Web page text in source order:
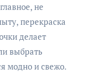
не
перекраска
делает
выбрать
модно и свежо.